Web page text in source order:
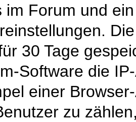
im Forum und
30 Tage
Software die
einer
zu